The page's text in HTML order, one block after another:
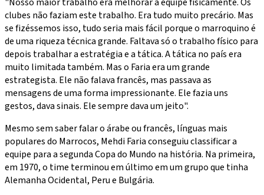
clubes não faziam este trabalho. Era tudo muito precário. Mas
se fizéssemos isso, tudo seria mais fácil porque o marroquino é
de uma riqueza técnica grande. Faltava só o trabalho físico para
depois trabalhar a estratégia e a tática. A tática no país era
muito limitada também. Mas o Faria era um grande
estrategista. Ele não falava francês, mas passava as
mensagens de uma forma impressionante. Ele fazia uns
gestos, dava sinais. Ele sempre dava um jeito".
Mesmo sem saber falar o árabe ou francês, línguas mais
populares do Marrocos, Mehdi Faria conseguiu classificar a
equipe para a segunda Copa do Mundo na história. Na primeira,
em 1970, o time terminou em último em um grupo que tinha
Alemanha Ocidental, Peru e Bulgária.